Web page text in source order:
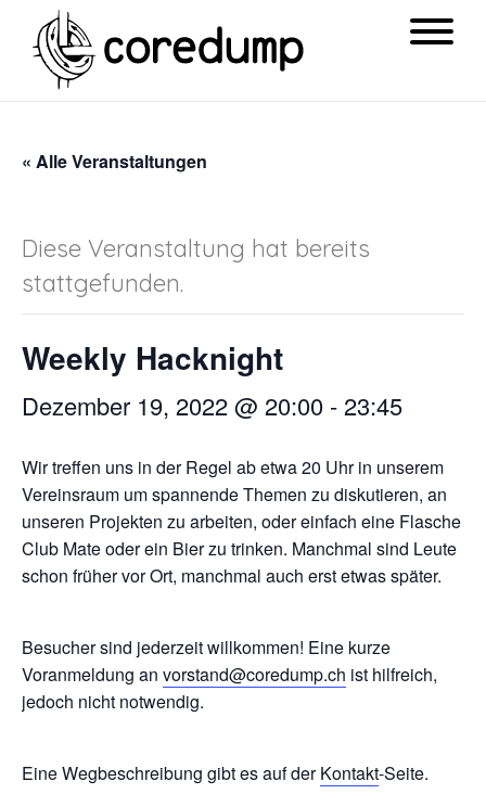
« Alle Veranstaltungen
Diese Veranstaltung hat bereits
stattgefunden.
Weekly Hacknight
Dezember 19, 2022 @ 20:00 - 23:45
Wir treffen uns in der Regel ab etwa 20 Uhr in unserem
Vereinsraum um spannende Themen zu diskutieren, an
unseren Projekten zu arbeiten, oder einfach eine Flasche
Club Mate oder ein Bier zu trinken. Manchmal sind Leute
schon früher vor Ort, manchmal auch erst etwas später.
Besucher sind jederzeit willkommen! Eine kurze
Voranmeldung an vorstand@coredump.ch ist hilfreich,
jedoch nicht notwendig.
Eine Wegbeschreibung gibt es auf derKontakt-Seite.